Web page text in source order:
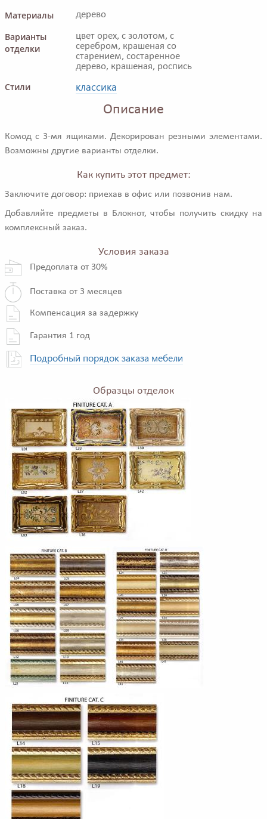
Материалы дерево
Варианты
отделки
цвет орех, с золотом, с
серебром, крашеная со
старением, состаренное
дерево, крашеная, роспись
Стили классика
Описание
Комод с 3-мя ящиками. Декорирован резными элементами.
Возможны другие варианты отделки.
Как купить этот предмет:
Заключите договор: приехав в офис или позвонив нам.
Добавляйте предметы в Блокнот, чтобы получить скидку на
комплексный заказ.
Условия заказа
Предоплата от 30%
Поставка от 3 месяцев
Компенсация за задержку
Гарантия 1 год
Подробный порядок заказа мебели
Образцы отделок